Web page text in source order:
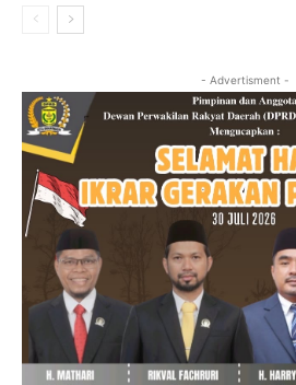
- Advertisment -